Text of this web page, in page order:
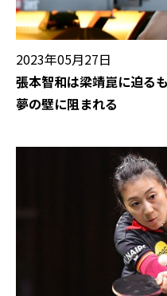
2023年05月27日
張本智和は梁靖崑に迫る
夢の壁に阻まれる